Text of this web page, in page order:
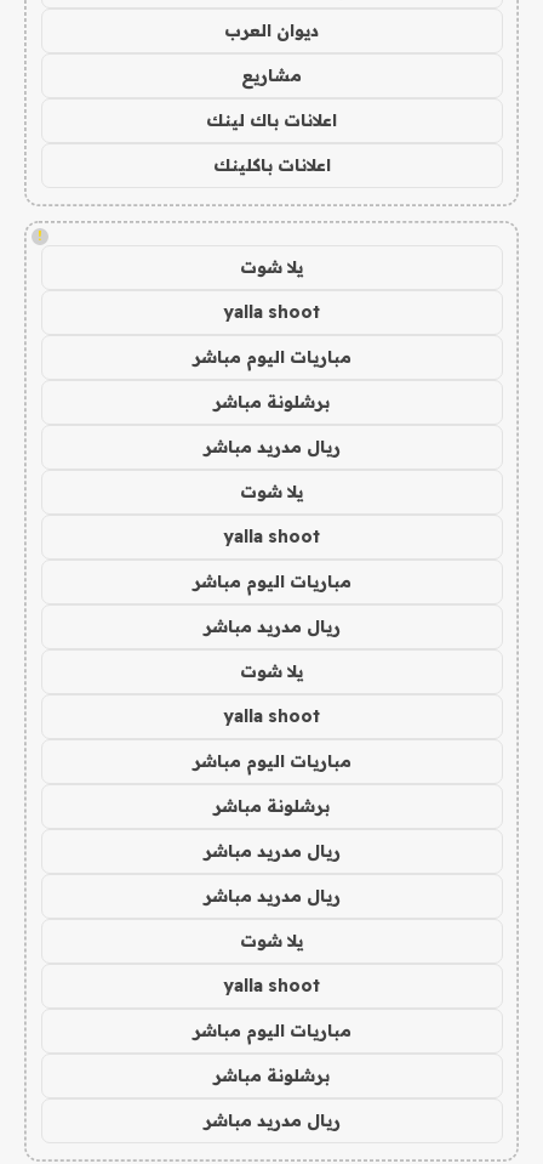
ديوان العرب
مشاريع
اعلانات باك لينك
اعلانات باكلينك
!
يلا شوت
yalla shoot
مباريات اليوم مباشر
برشلونة مباشر
ريال مدريد مباشر
يلا شوت
yalla shoot
مباريات اليوم مباشر
ريال مدريد مباشر
يلا شوت
yalla shoot
مباريات اليوم مباشر
برشلونة مباشر
ريال مدريد مباشر
ريال مدريد مباشر
يلا شوت
yalla shoot
مباريات اليوم مباشر
برشلونة مباشر
ريال مدريد مباشر